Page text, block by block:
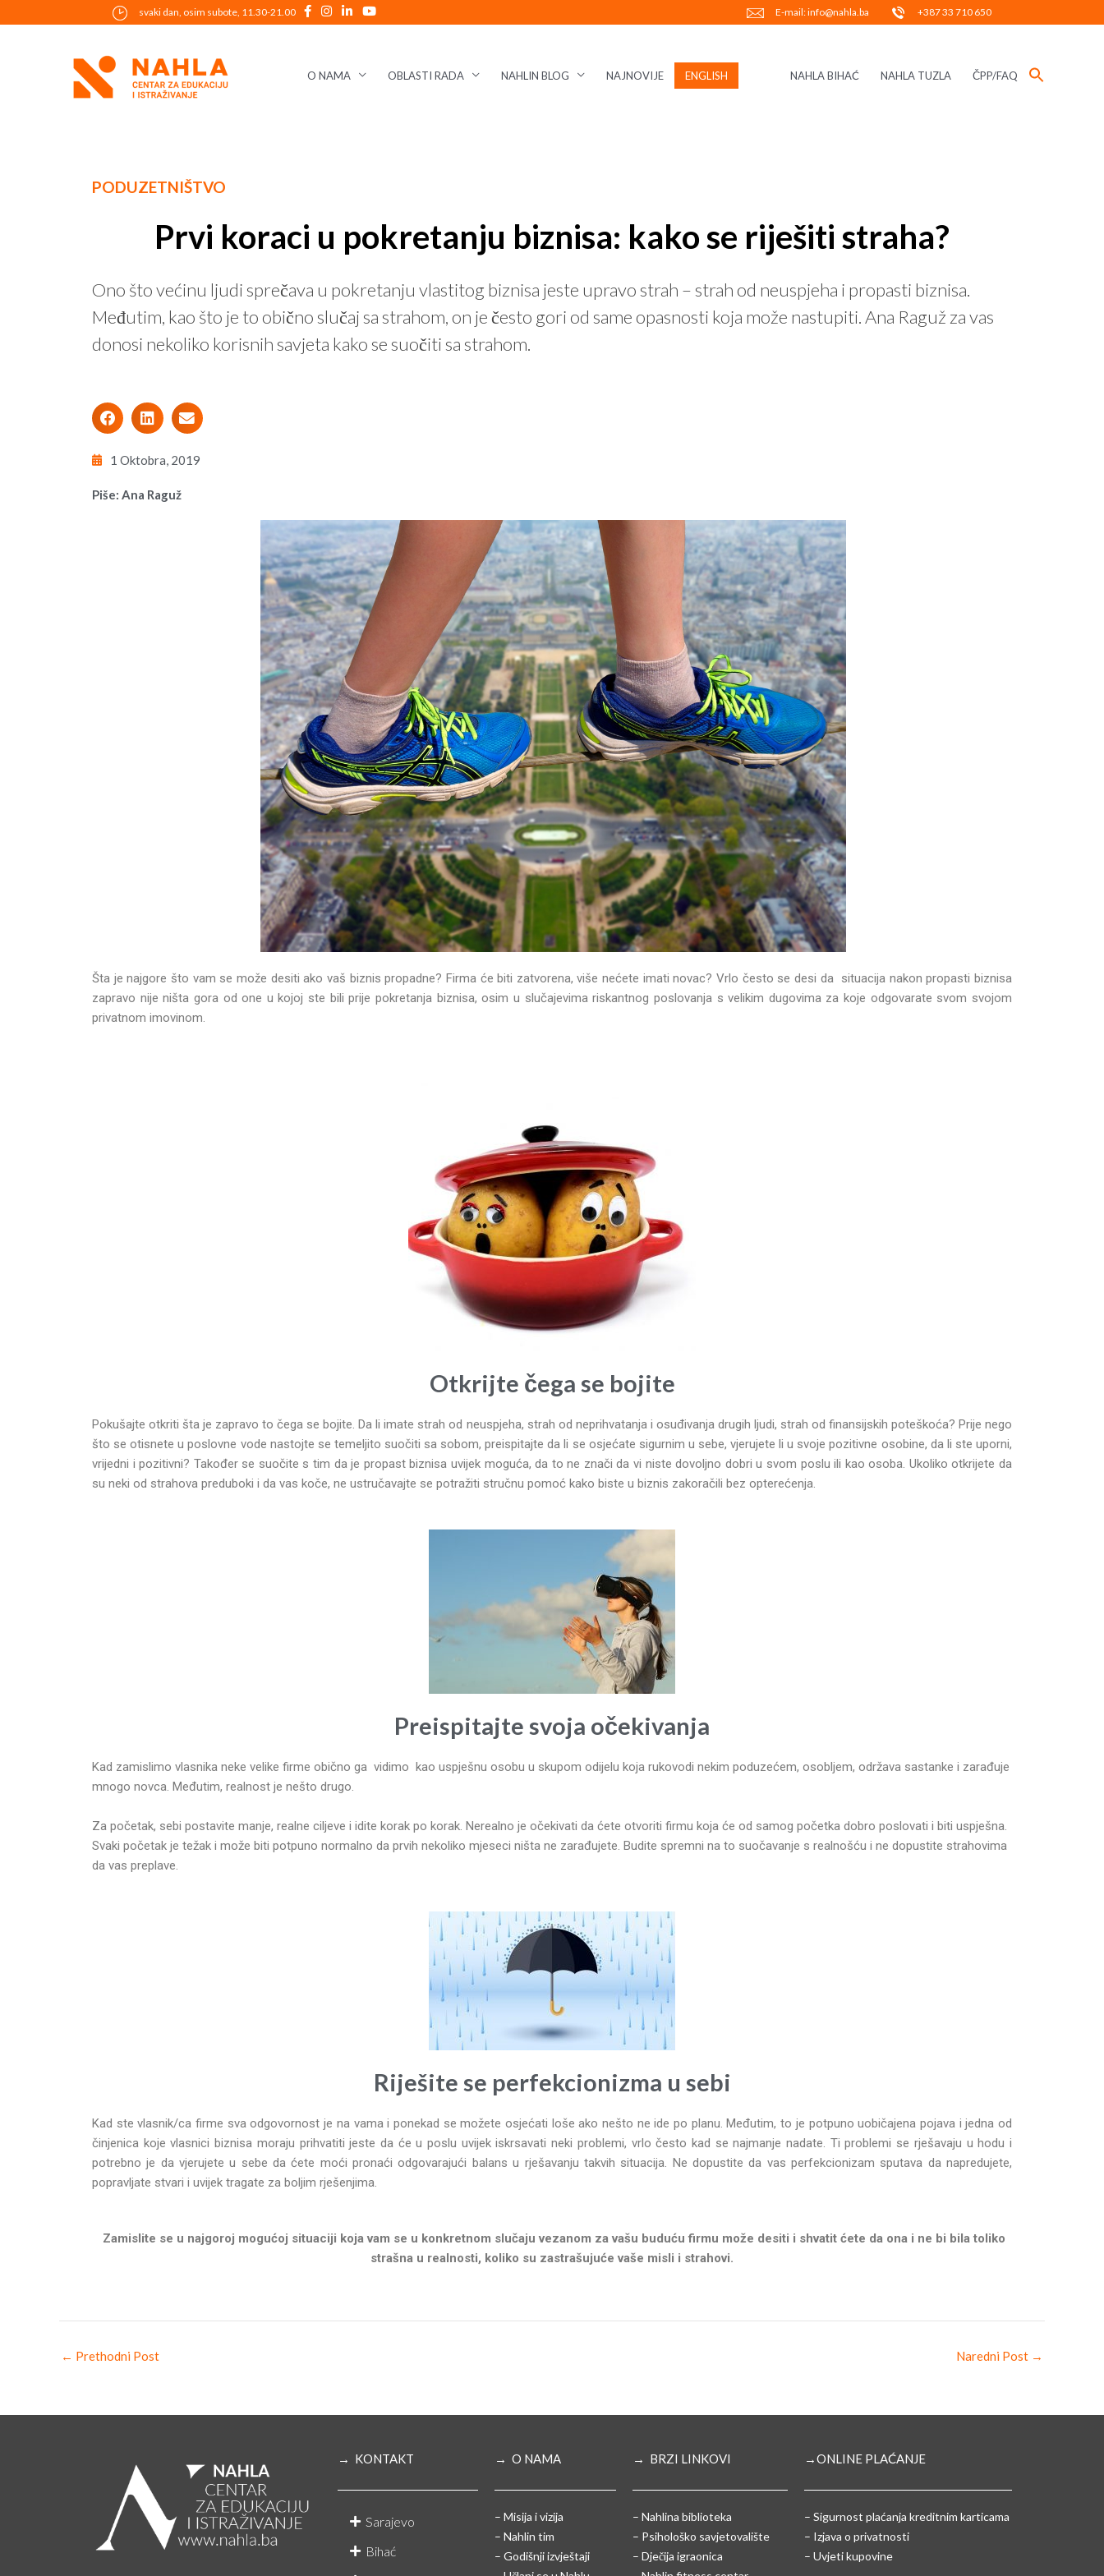
to
svaki dan, osim subote, 11.30-21.00 E-mail: info@nahla.ba +387 33 710 650
O NAMA OBLASTI RADA NAHLIN BLOG NAJNOVIJE ENGLISH NAHLA BIHAĆ NAHLA TUZLA ČPP/FAQ
PODUZETNIŠTVO
Prvi koraci u pokretanju biznisa: kako se riješiti straha?
Ono što većinu ljudi sprečava u pokretanju vlastitog biznisa jeste upravo strah – strah od neuspjeha i propasti biznisa.
Međutim, kao što je to obično slučaj sa strahom, on je često gori od same opasnosti koja može nastupiti. Ana Raguž za vas
donosi nekoliko korisnih savjeta kako se suočiti sa strahom.
1 Oktobra, 2019
Piše: Ana Raguž
Šta je najgore što vam se može desiti ako vaš biznis propadne? Firma će biti zatvorena, više nećete imati novac? Vrlo često se desi da situacija nakon propasti biznisa
zapravo nije ništa gora od one u kojoj ste bili prije pokretanja biznisa, osim u slučajevima riskantnog poslovanja s velikim dugovima za koje odgovarate svom svojom
privatnom imovinom.
Otkrijte čega se bojite
Pokušajte otkriti šta je zapravo to čega se bojite. Da li imate strah od neuspjeha, strah od neprihvatanja i osuđivanja drugih ljudi, strah od finansijskih poteškoća? Prije nego
što se otisnete u poslovne vode nastojte se temeljito suočiti sa sobom, preispitajte da li se osjećate sigurnim u sebe, vjerujete li u svoje pozitivne osobine, da li ste uporni,
vrijedni i pozitivni? Također se suočite s tim da je propast biznisa uvijek moguća, da to ne znači da vi niste dovoljno dobri u svom poslu ili kao osoba. Ukoliko otkrijete da
su neki od strahova preduboki i da vas koče, ne ustručavajte se potražiti stručnu pomoć kako biste u biznis zakoračili bez opterećenja.
Preispitajte svoja očekivanja
Kad zamislimo vlasnika neke velike firme obično ga vidimo kao uspješnu osobu u skupom odijelu koja rukovodi nekim poduzećem, osobljem, održava sastanke i zarađuje
mnogo novca. Međutim, realnost je nešto drugo.
Za početak, sebi postavite manje, realne ciljeve i idite korak po korak. Nerealno je očekivati da ćete otvoriti firmu koja će od samog početka dobro poslovati i biti uspješna.
Svaki početak je težak i može biti potpuno normalno da prvih nekoliko mjeseci ništa ne zarađujete. Budite spremni na to suočavanje s realnošću i ne dopustite strahovima
da vas preplave.
Riješite se perfekcionizma u sebi
Kad ste vlasnik/ca firme sva odgovornost je na vama i ponekad se možete osjećati loše ako nešto ne ide po planu. Međutim, to je potpuno uobičajena pojava i jedna od
činjenica koje vlasnici biznisa moraju prihvatiti jeste da će u poslu uvijek iskrsavati neki problemi, vrlo često kad se najmanje nadate. Ti problemi se rješavaju u hodu i
potrebno je da vjerujete u sebe da ćete moći pronaći odgovarajući balans u rješavanju takvih situacija. Ne dopustite da vas perfekcionizam sputava da napredujete,
popravljate stvari i uvijek tragate za boljim rješenjima.
Zamislite se u najgoroj mogućoj situaciji koja vam se u konkretnom slučaju vezanom za vašu buduću firmu može desiti i shvatit ćete da ona i ne bi bila toliko
strašna u realnosti, koliko su zastrašujuće vaše misli i strahovi.
navigation
← Prethodni Post Naredni Post →
→ KONTAKT
Sarajevo
Bihać
→ O NAMA
– Misija i vizija
– Nahlin tim
– Godišnji izvještaji
→ BRZI LINKOVI
– Nahlina biblioteka
– Psihološko savjetovalište
– Dječija igraonica
→ONLINE PLAĆANJE
– Sigurnost plaćanja kreditnim karticama
– Izjava o privatnosti
– Uvjeti kupovine